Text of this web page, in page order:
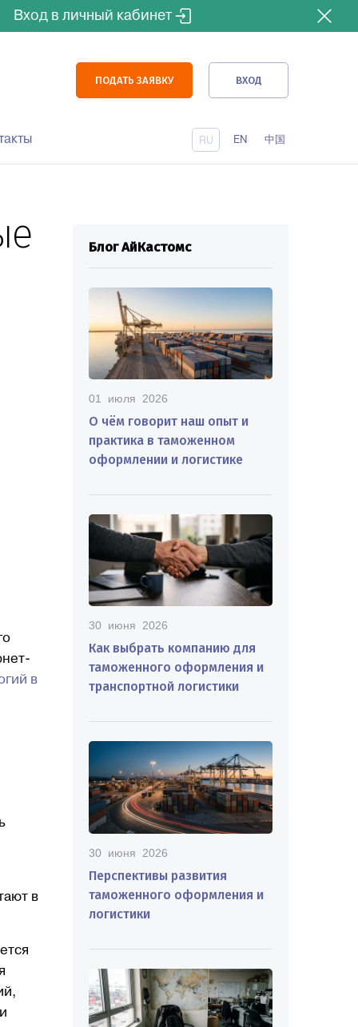
Вход в личный кабинет
ПОДАТЬ ЗАЯВКУ ВХОД
RU EN 中国
в
в
Блог АйКастомс
01 июля 2026
О чём говорит наш опыт и
практика в таможенном
оформлении и логистике
30 июня 2026
Как выбрать компанию для
таможенного оформления и
транспортной логистики
30 июня 2026
Перспективы развития
таможенного оформления и
логистики